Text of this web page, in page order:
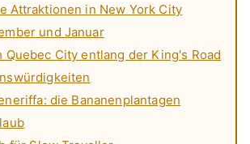
Attraktionen in New York City
und Januar
Quebec City entlang der King's Road
die Bananenplantagen